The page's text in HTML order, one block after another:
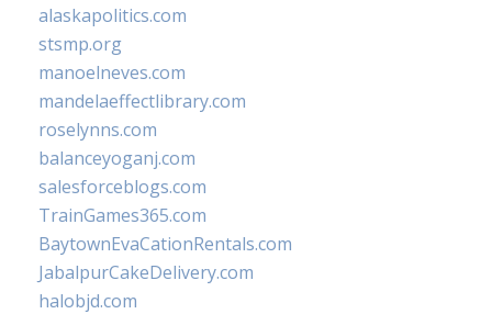
alaskapolitics.com
stsmp.org
manoelneves.com
mandelaeffectlibrary.com
roselynns.com
balanceyoganj.com
salesforceblogs.com
TrainGames365.com
BaytownEvaCationRentals.com
JabalpurCakeDelivery.com
halobjd.com